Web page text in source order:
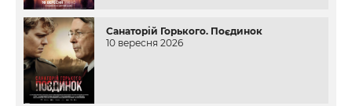
Санаторій Горького. Поєдинок
10 вересня 2026